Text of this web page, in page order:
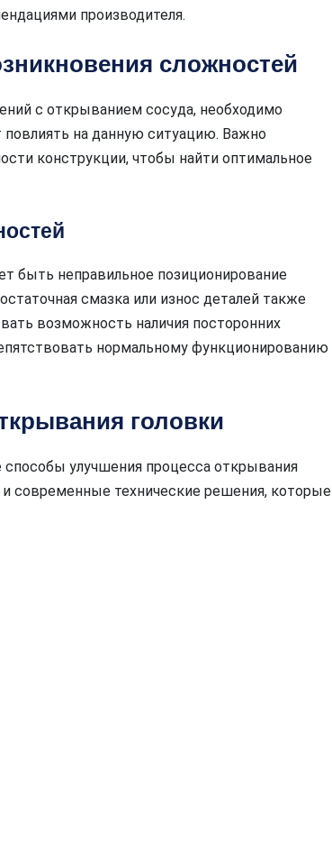
производителя.
сложностей
с открыванием сосуда, необходимо
на данную ситуацию. Важно
конструкции, чтобы найти оптимальное
быть неправильное позиционирование
смазка или износ деталей также
возможность наличия посторонних
нормальному функционированию
головки
улучшения процесса открывания
современные технические решения, которые